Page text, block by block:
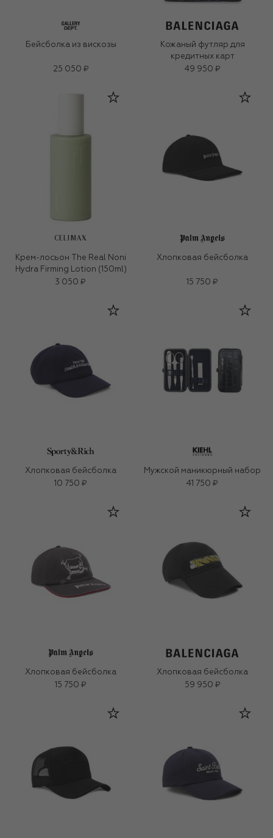
Бейсболка из вискозы
25 050 ₽
Кожаный футляр для
кредитных карт
49 950 ₽
CELIMAX
Крем-лосьон The Real Noni
Hydra Firming Lotion (150ml)
3 050 ₽
Хлопковая бейсболка
15 750 ₽
Хлопковая бейсболка
10 750 ₽
Мужской маникюрный набор
41 750 ₽
Хлопковая бейсболка
15 750 ₽
Хлопковая бейсболка
59 950 ₽